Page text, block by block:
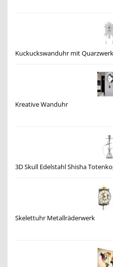
Kuckuckswanduhr mit Quarzwerk
Kreative Wanduhr
3D Skull Edelstahl Shisha
Skelettuhr Metallräderwerk